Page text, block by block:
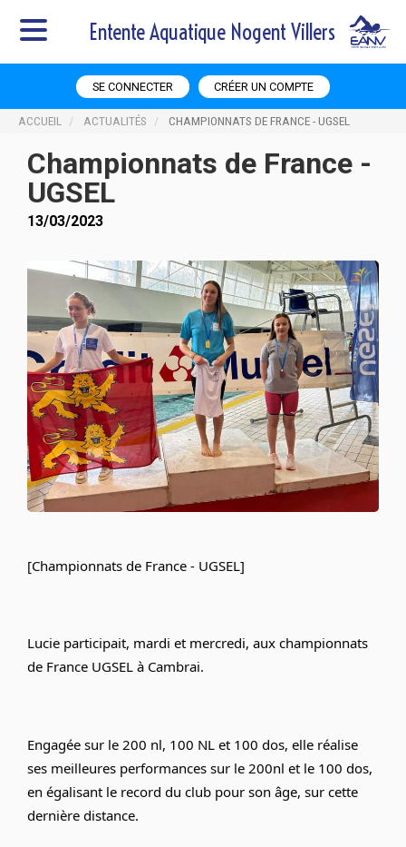
Entente Aquatique Nogent Villers
SE CONNECTER CRÉER UN COMPTE
ACCUEIL ACTUALITÉS CHAMPIONNATS DE FRANCE - UGSEL
Championnats de France -
UGSEL
13/03/2023
[Championnats de France - UGSEL]
Lucie participait, mardi et mercredi, aux championnats
de France UGSEL à Cambrai.
Engagée sur le 200 nl, 100 NL et 100 dos, elle réalise
ses meilleures performances sur le 200nl et le 100 dos,
en égalisant le record du club pour son âge, sur cette
dernière distance.